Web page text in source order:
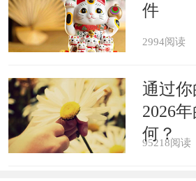
梦见食生肉，凶;熟
本梦书》
梦见食生肉，忧县
梦书》
件
2994阅读
通过
2026
何？
95218阅读